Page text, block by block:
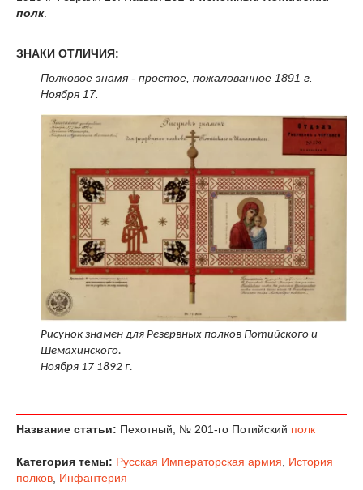
полк.
ЗНАКИ ОТЛИЧИЯ:
Полковое знамя - простое, пожалованное 1891 г.
Ноября 17.
Рисунок знамен для Резервных полков Потийского и
Шемахинского.
Ноября 17 1892 г.
Название статьи: Пехотный, № 201-го Потийский полк
Категория темы: Русская Императорская армия, История
полков, Инфантерия